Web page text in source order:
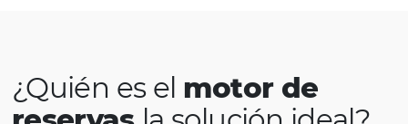
Diretor de Vendas do Costão do
Santinho